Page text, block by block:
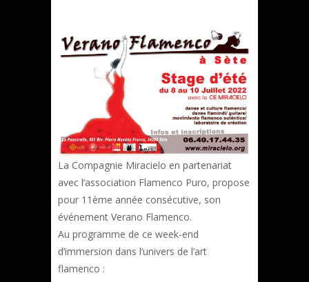
La Compagnie Miracielo en partenariat
avec l’association Flamenco Puro, propose
pour 11ème année consécutive, son
événement Verano Flamenco.
Au programme de ce week-end
d’immersion dans l’univers de l’art
flamenco :